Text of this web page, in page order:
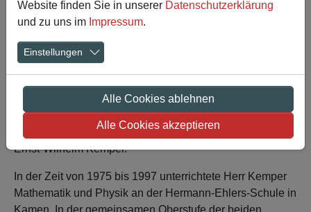
Am 9. Februar 2022 verstarb unser ehemaliger Kollege
Ernst-Wilhelm Kemper.
In der Zeit von 1975 bis 1997 unterrichtete Herr Kemper
Mathematik und Physik an der Hermann-Ehlers-Schule in
Kamen. In der gemeinsamen Oberstufe der beiden
Website finden Sie in unserer Datenschutzerklärung
und zu uns im Impressum.
Einstellungen
Alle Cookies ablehnen
Alle Cookies akzeptieren